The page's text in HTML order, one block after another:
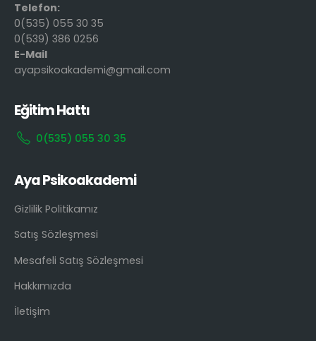
Telefon:
0(535) 055 30 35
0(539) 386 0256
E-Mail
ayapsikoakademi@gmail.com
Eğitim Hattı
0(535) 055 30 35
Aya Psikoakademi
Gizlilik Politikamız
Satış Sözleşmesi
Mesafeli Satış Sözleşmesi
Hakkımızda
İletişim